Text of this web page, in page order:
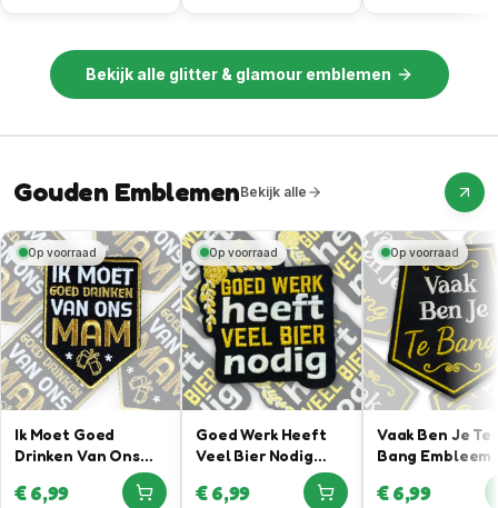
Bekijk alle glitter & glamour emblemen
Gouden EmblemenBekijk alle
Op voorraad
Ik Moet Goed
Drinken Van Ons
Mam – Gouden
Embleem
€6,99
Op voorraad
Goed Werk Heeft
Veel Bier Nodig
€6,99
Op voorraad
Vaak Ben Je Te
Bang Embleem
€6,99